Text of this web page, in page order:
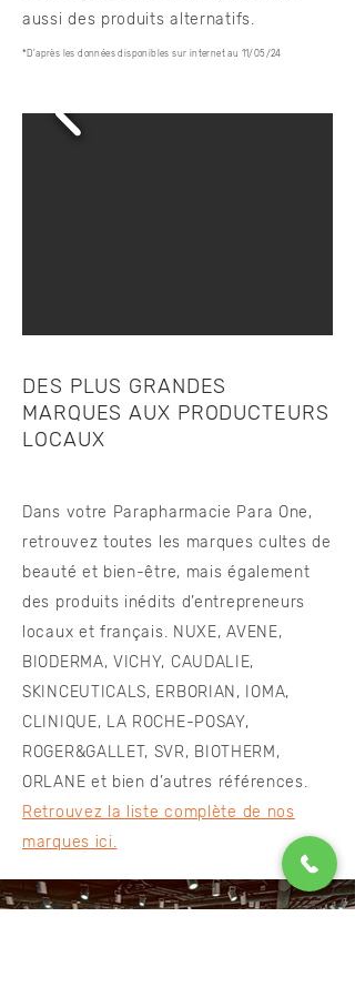
aussi des produits alternatifs.
*D'après les données disponibles sur internet au 11/05/24
DES PLUS GRANDES
MARQUES AUX PRODUCTEURS
LOCAUX
Dans votre Parapharmacie Para One,
retrouvez toutes les marques cultes de
beauté et bien-être, mais également
des produits inédits d’entrepreneurs
locaux et français. NUXE, AVENE,
BIODERMA, VICHY, CAUDALIE,
SKINCEUTICALS, ERBORIAN, IOMA,
CLINIQUE, LA ROCHE-POSAY,
ROGER&GALLET, SVR, BIOTHERM,
ORLANE et bien d’autres références.
Retrouvez la liste complète de nos
marques ici.